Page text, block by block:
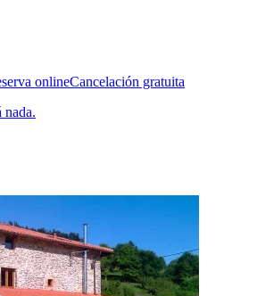
onlineCancelación gratuita
nada.